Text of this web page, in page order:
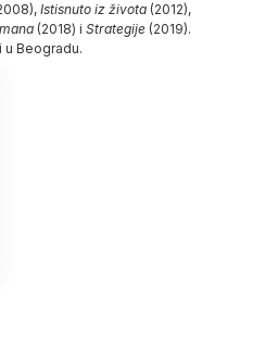
Istisnuto iz života (2012),
(2018) i Strategije (2019).
u Beogradu.